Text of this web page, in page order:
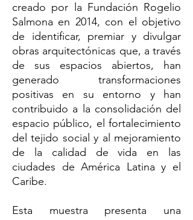
creado por la Fundación Rogelio
Salmona en 2014, con el objetivo
de identificar, premiar y divulgar
obras arquitectónicas que, a través
de sus espacios abiertos, han
generado transformaciones
positivas en su entorno y han
contribuido a la consolidación del
espacio público, el fortalecimiento
del tejido social y al mejoramiento
de la calidad de vida en las
ciudades de América Latina y el
Caribe.
Esta muestra presenta una